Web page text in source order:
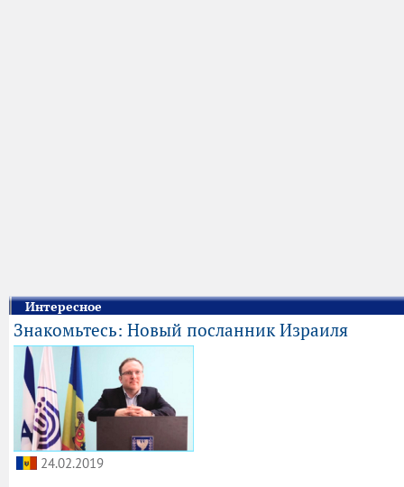
Интересное
Знакомьтесь: Новый посланник Израиля
24.02.2019